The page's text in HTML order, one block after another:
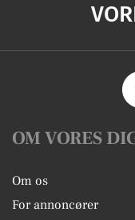
OM VORES
Om os
For annoncører